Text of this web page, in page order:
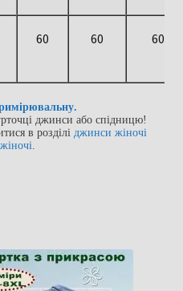
60 60 60
джинси або спідницю!
в розділі джинси жіночі
.